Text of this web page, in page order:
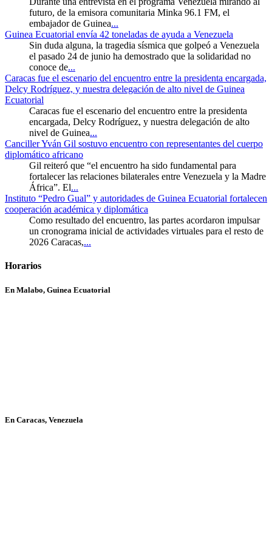
futuro, de la emisora comunitaria Minka 96.1 FM, el
embajador de Guinea...
Guinea Ecuatorial envía 42 toneladas de ayuda a Venezuela
Sin duda alguna, la tragedia sísmica que golpeó a Venezuela
el pasado 24 de junio ha demostrado que la solidaridad no
conoce de...
Caracas fue el escenario del encuentro entre la presidenta encargada,
Delcy Rodríguez, y nuestra delegación de alto nivel de Guinea
Ecuatorial
Caracas fue el escenario del encuentro entre la presidenta
encargada, Delcy Rodríguez, y nuestra delegación de alto
nivel de Guinea...
Canciller Yván Gil sostuvo encuentro con representantes del cuerpo
diplomático africano
Gil reiteró que “el encuentro ha sido fundamental para
fortalecer las relaciones bilaterales entre Venezuela y la Madre
África”. El...
Instituto “Pedro Gual” y autoridades de Guinea Ecuatorial fortalecen
cooperación académica y diplomática
Como resultado del encuentro, las partes acordaron impulsar
un cronograma inicial de actividades virtuales para el resto de
2026 Caracas,...
Horarios
En Malabo, Guinea Ecuatorial
En Caracas, Venezuela